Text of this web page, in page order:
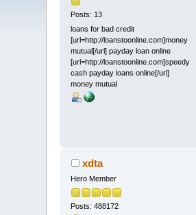
Posts: 13
loans for bad credit
[url=http://loanstoonline.com]money
mutual[/url] payday loan online
[url=http://loanstoonline.com]speedy
cash payday loans online[/url]
money mutual
xdta
Hero Member
Posts: 488172